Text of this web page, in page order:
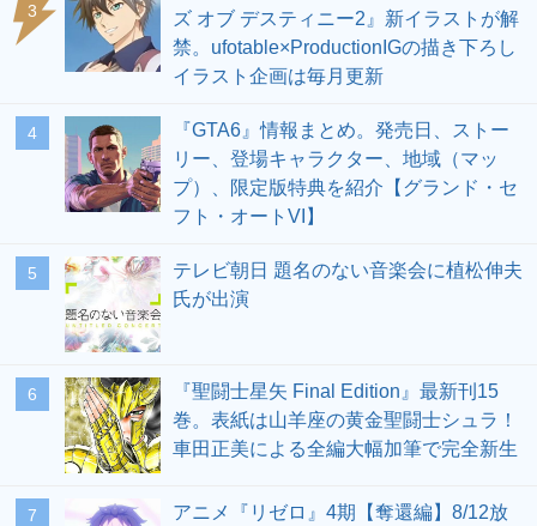
3
ズ オブ デスティニー2』新イラストが解
禁。ufotable×ProductionIGの描き下ろし
イラスト企画は毎月更新
4
『GTA6』情報まとめ。発売日、ストー
リー、登場キャラクター、地域（マッ
プ）、限定版特典を紹介【グランド・セ
フト・オートVI】
5
テレビ朝日 題名のない音楽会に植松伸夫
氏が出演
6
『聖闘士星矢 Final Edition』最新刊15
巻。表紙は山羊座の黄金聖闘士シュラ！
車田正美による全編大幅加筆で完全新生
7
アニメ『リゼロ』4期【奪還編】8/12放